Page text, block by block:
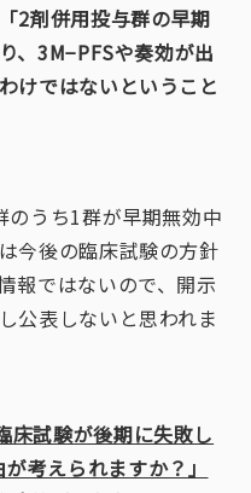
2剤併用投与群の早期
、3M−PFSや奏効が出
けではないということ
のうち1群が早期無効中
今後の臨床試験の方針
報ではないので、開示
公表しないと思われま
床試験が後期に失敗し
考えられますか？」